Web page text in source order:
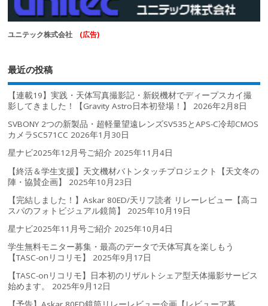
ユニテック株式会社 (広告)
最近の投稿
【連載19】実践・天体写真撮影記・新鋭機材でディープスカイ撮
影してきました！【Gravity Astro日本初登場！】
2026年2月8日
SVBONY 2つの新製品・超軽量望遠レンズSV535とAPS-C冷却CMOS
カメラSC571CC 2026年1月30日
星ナビ2025年12月号ご紹介 2025年11月4日
【終活＆学生支援】天文機材バトンタッチプロジェクト【天文冬の
陣・協賛企画】
2025年10月23日
【完結しました！】Askar 80ED/天リフ読者 リレーレビュー【高コ
スパのフォトビジュアル鏡筒】
2025年10月19日
星ナビ2025年11月号ご紹介 2025年10月4日
学生無料モニター募集・最高のデータで天体写真を楽しもう
【TASC-onリコリモ】
2025年9月17日
【TASC-onリコリモ】日本初のリザルトシェア型天体撮影サービス
始めます。
2025年9月12日